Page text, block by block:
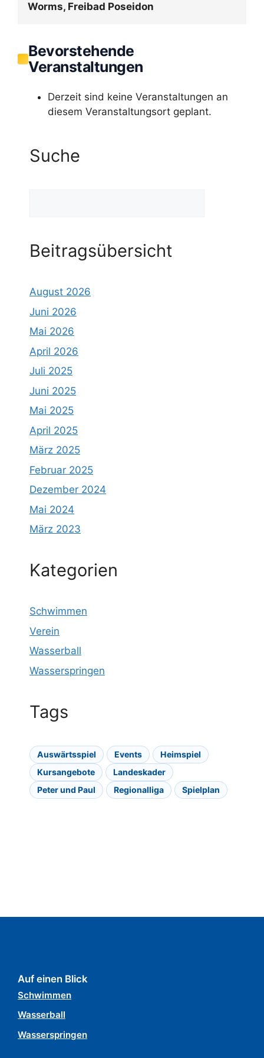
Worms, Freibad Poseidon
Bevorstehende
Veranstaltungen
Derzeit sind keine Veranstaltungen an
diesem Veranstaltungsort geplant.
Suche
Beitragsübersicht
August 2026
Juni 2026
Mai 2026
April 2026
Juli 2025
Juni 2025
Mai 2025
April 2025
März 2025
Februar 2025
Dezember 2024
Mai 2024
März 2023
Kategorien
Schwimmen
Verein
Wasserball
Wasserspringen
Tags
Auswärtsspiel Events
Heimspiel
Kursangebote
Landeskader
Peter und Paul
Regionalliga Spielplan
Auf einen Blick
Schwimmen
Wasserball
Wasserspringen